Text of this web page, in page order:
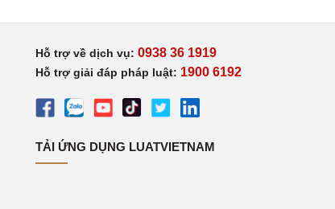
Hỗ trợ về dịch vụ: 0938 36 1919
Hỗ trợ giải đáp pháp luật: 1900 6192
TẢI ỨNG DỤNG LUATVIETNAM